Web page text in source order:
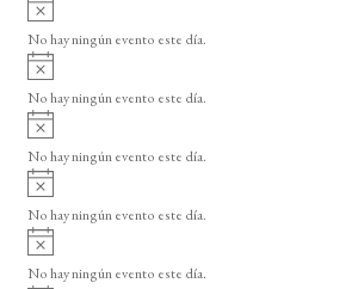
o
v
i
o
No hay ningún evento este día.
A
v
i
o
No hay ningún evento este día.
A
v
i
o
No hay ningún evento este día.
A
v
i
o
No hay ningún evento este día.
A
v
i
No hay ningún evento este día.